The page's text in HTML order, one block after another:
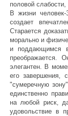
половой слабости,
В жизни человек-
создает
Старается
морально и
и поддающимся
преображается.
элегантен. В
его завершения,
"сумеречную
единственно
на любой риск,
удовольствие в